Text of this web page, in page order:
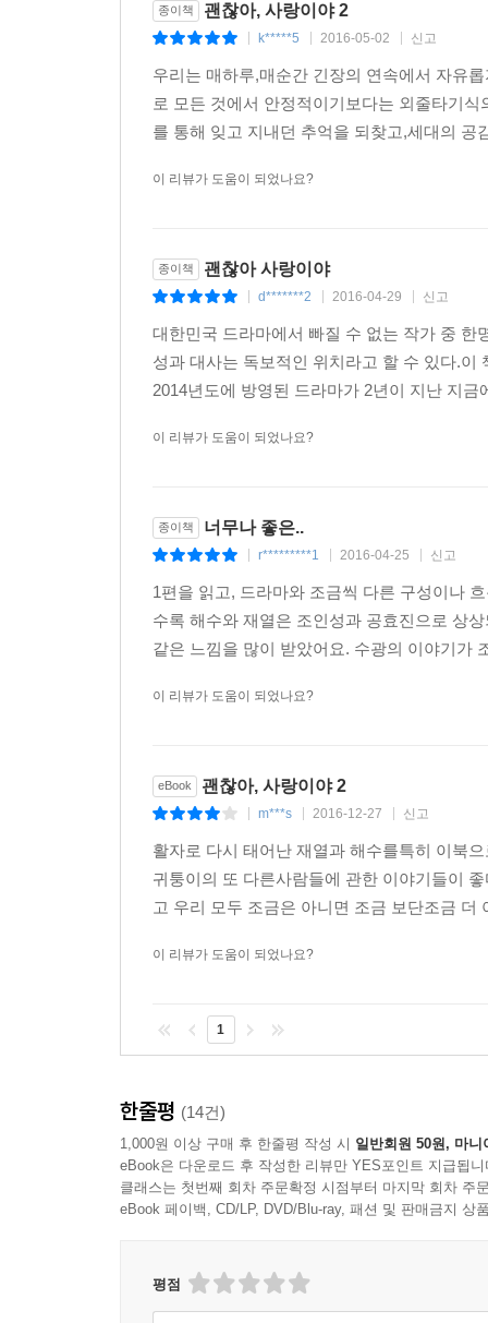
종이책 괜찮아, 사랑이야 2
k*****5 2016-05-02 신고
우리는 매하루,매순간 긴장의 연속에서 자유
로 모든 것에서 안정적이기보다는 외줄타기
를 통해 잊고 지내던 추억을 되찾고,세대의
이 리뷰가 도움이 되었나요?
종이책 괜찮아 사랑이야
d*******2 2016-04-29 신고
대한민국 드라마에서 빠질 수 없는 작가 중 한
성과 대사는 독보적인 위치라고 할 수 있다.
2014년도에 방영된 드라마가 2년이 지난 지
이 리뷰가 도움이 되었나요?
종이책 너무나 좋은..
r*********1 2016-04-25 신고
1편을 읽고, 드라마와 조금씩 다른 구성이나
수록 해수와 재열은 조인성과 공효진으로 상
같은 느낌을 많이 받았어요. 수광의 이야기가
이 리뷰가 도움이 되었나요?
eBook 괜찮아, 사랑이야 2
m***s 2016-12-27 신고
활자로 다시 태어난 재열과 해수를특히 이북
귀퉁이의 또 다른사람들에 관한 이야기들이
고 우리 모두 조금은 아니면 조금 보단조금
이 리뷰가 도움이 되었나요?
1
한줄평 (14건)
1,000원 이상 구매 후 한줄평 작성 시 일반회원 50원, 마니
eBook은 다운로드 후 작성한 리뷰만 YES포인트 지급됩니
클래스는 첫번째 회차 주문확정 시점부터 마지막 회차 주
eBook 페이백, CD/LP, DVD/Blu-ray, 패션 및 판매금지 상
평점